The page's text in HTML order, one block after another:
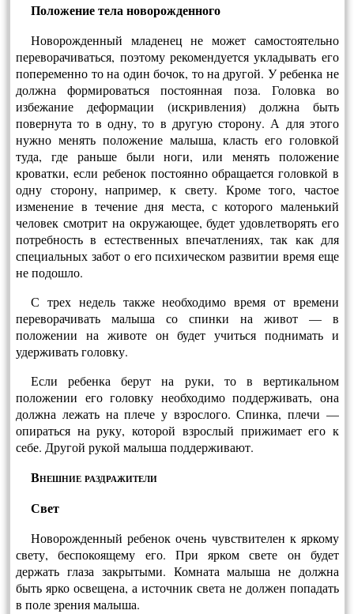
Положение тела новорожденного
Новорожденный младенец не может самосто­ятельно
переворачиваться, поэтому рекомендует­ся укладывать его
попеременно то на один бочок, то на другой. У ребенка не
должна формировать­ся постоянная поза. Головка во
избежание дефор­мации (искривления) должна быть
повернута то в одну, то в другую сторону. А для этого
нужно менять положение малыша, класть его головкой
туда, где раньше были ноги, или менять положе­ние
кроватки, если ребенок постоянно обращает­ся головкой в
одну сторону, например, к свету. Кроме того, частое
изменение в течение дня мес­та, с которого маленький
человек смотрит на ок­ружающее, будет удовлетворять его
потребность в естественных впечатлениях, так как для
специ­альных забот о его психическом развитии время еще
не подошло.
С трех недель также необходимо время от времени
переворачивать малыша со спинки на живот — в
положении на животе он будет учиться поднимать и
удерживать головку.
Если ребенка берут на руки, то в вертикаль­ном
положении его головку необходимо поддер­живать, она
должна лежать на плече у взросло­го. Спинка, плечи —
опираться на руку, которой взрослый прижимает его к
себе. Другой рукой малыша поддерживают.
Внешние раздражители
Свет
Новорожденный ребенок очень чувствителен к яркому
свету, беспокоящему его. При ярком свете он будет
держать глаза закрытыми. Комната ма­лыша не должна
быть ярко освещена, а источник света не должен попадать
в поле зрения малыша.